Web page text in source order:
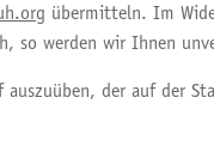
übermitteln. Im
so werden wir Ihnen
auszuüben, der auf der